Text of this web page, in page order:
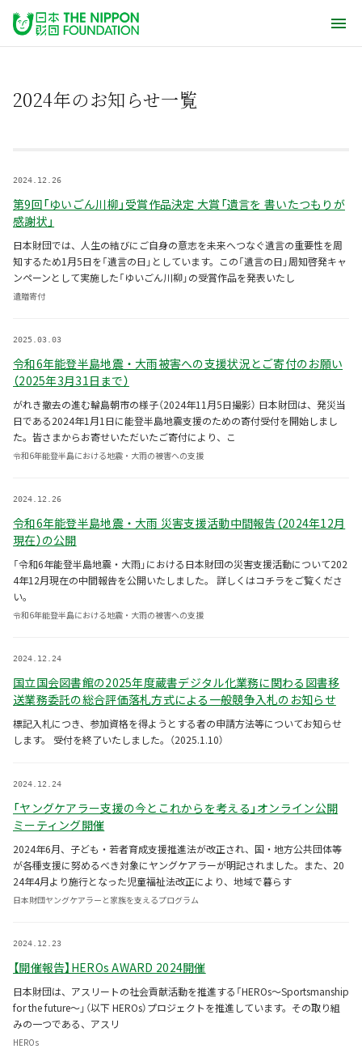
2024年のお知らせ一覧
第9回「ゆいごん川柳」受賞作品決定 大賞「遺言を 書いたつもりが
感謝状」
2024.12.26
日本財団では、人生の結びにご自身の意志を未来へつなぐ遺言の重要性を周
知するため1月5日を「遺言の日」としています。この「遺言の日」周知啓発キャ
ンペーンとして実施した「ゆいごん川柳」の受賞作品を発表いたし
遺贈寄付
令和6年能登半島地震・大雨被害への支援状況とご寄付のお願い
（2025年3月31日まで）
2025.03.03
がれき撤去の進む輪島朝市の様子（2024年11月5日撮影） 日本財団は、発災当
日である2024年1月1日に能登半島地震支援のための寄付受付を開始しまし
た。皆さまからお寄せいただいたご寄付により、こ
令和6年能登半島における地震・大雨の被害への支援
令和6年能登半島地震・大雨 災害支援活動中間報告（2024年12月
現在）の公開
2024.12.26
「令和6年能登半島地震・大雨」における日本財団の災害支援活動について202
4年12月現在の中間報告を公開いたしました。 詳しくはコチラをご覧くださ
い。
令和6年能登半島における地震・大雨の被害への支援
国立国会図書館の2025年度蔵書デジタル化業務に関わる図書移
送業務委託の総合評価落札方式による一般競争入札のお知らせ
2024.12.24
標記入札につき、参加資格を得ようとする者の申請方法等についてお知らせ
します。 受付を終了いたしました。（2025.1.10）
「ヤングケアラー支援の今とこれからを考える」オンライン公開
ミーティング開催
2024.12.24
2024年6月、子ども・若者育成支援推進法が改正され、国・地方公共団体等
が各種支援に努めるべき対象にヤングケアラーが明記されました。また、20
24年4月より施行となった児童福祉法改正により、地域で暮らす
日本財団ヤングケアラーと家族を支えるプログラム
【開催報告】HEROs AWARD 2024開催
2024.12.23
日本財団は、アスリートの社会貢献活動を推進する「HEROs〜Sportsmanship
for the future〜」（以下 HEROs）プロジェクトを推進しています。その取り組
みの一つである、アスリ
HEROs